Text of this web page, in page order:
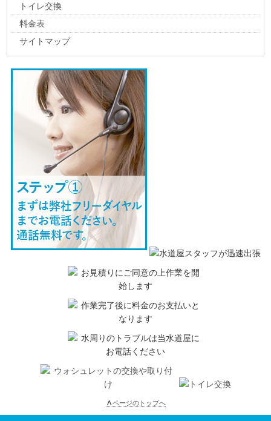
トイレ交換
料金表
サイトマップ
∧ページのトップへ